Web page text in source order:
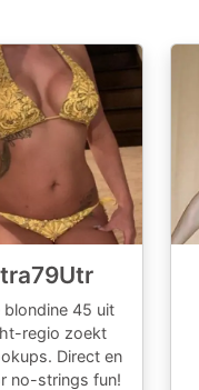
blondine 45 uit
regio zoekt
Direct en
no-strings fun!